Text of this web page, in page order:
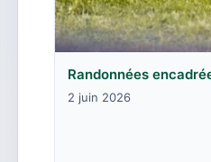
Randonnées
2 juin 2026